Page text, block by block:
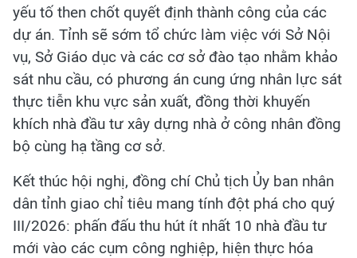
yếu tố then chốt quyết định thành công của các
dự án. Tỉnh sẽ sớm tổ chức làm việc với Sở Nội
vụ, Sở Giáo dục và các cơ sở đào tạo nhằm khảo
sát nhu cầu, có phương án cung ứng nhân lực sát
thực tiễn khu vực sản xuất, đồng thời khuyến
khích nhà đầu tư xây dựng nhà ở công nhân đồng
bộ cùng hạ tầng cơ sở.
Kết thúc hội nghị, đồng chí Chủ tịch Ủy ban nhân
dân tỉnh giao chỉ tiêu mang tính đột phá cho quý
III/2026: phấn đấu thu hút ít nhất 10 nhà đầu tư
mới vào các cụm công nghiệp, hiện thực hóa